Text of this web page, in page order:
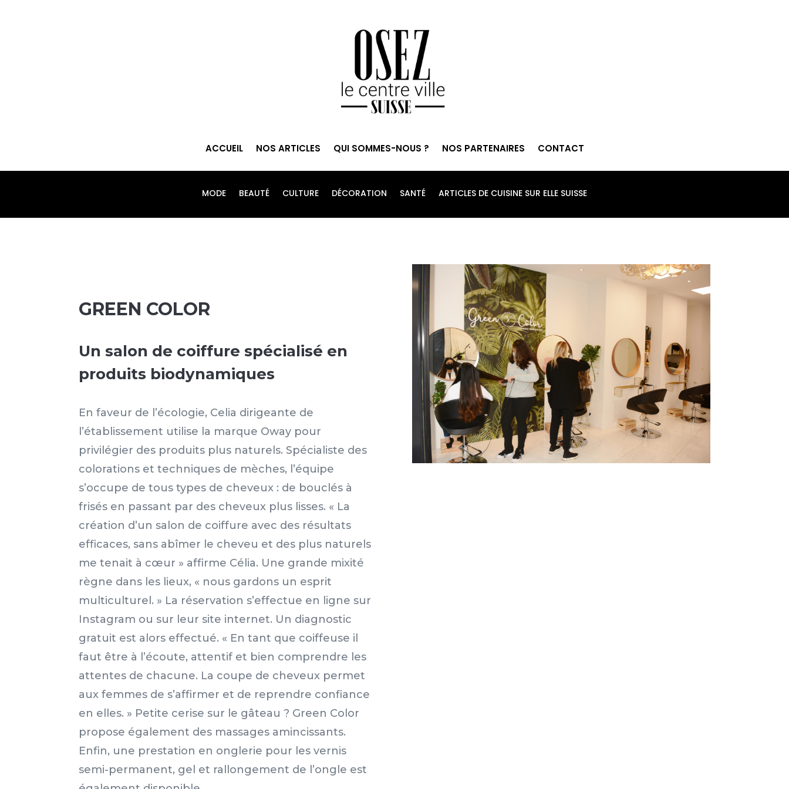
ACCUEIL NOS ARTICLES QUI SOMMES-NOUS ? NOS PARTENAIRES CONTACT
MODE BEAUTÉ CULTURE DÉCORATION SANTÉ ARTICLES DE CUISINE SUR ELLE SUISSE
GREEN COLOR
Un salon de coiffure spécialisé en
produits biodynamiques
En faveur de l’écologie, Celia dirigeante de
l’établissement utilise la marque Oway pour
privilégier des produits plus naturels. Spécialiste des
colorations et techniques de mèches, l’équipe
s’occupe de tous types de cheveux : de bouclés à
frisés en passant par des cheveux plus lisses. « La
création d’un salon de coiffure avec des résultats
efficaces, sans abîmer le cheveu et des plus naturels
me tenait à cœur » affirme Célia. Une grande mixité
règne dans les lieux, « nous gardons un esprit
multiculturel. » La réservation s’effectue en ligne sur
Instagram ou sur leur site internet. Un diagnostic
gratuit est alors effectué. « En tant que coiffeuse il
faut être à l’écoute, attentif et bien comprendre les
attentes de chacune. La coupe de cheveux permet
aux femmes de s’affirmer et de reprendre confiance
en elles. » Petite cerise sur le gâteau ? Green Color
propose également des massages amincissants.
Enfin, une prestation en onglerie pour les vernis
semi-permanent, gel et rallongement de l’ongle est